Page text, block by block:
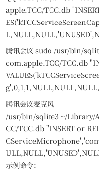
apple.TCC/TCC.db
腾讯会议 sudo /usr/bin/
com.apple.TCC/TCC.db
腾讯会议麦克风
/usr/bin/sqlite3 ~/Library/
CC/TCC.db "INSERT or
示例命令：